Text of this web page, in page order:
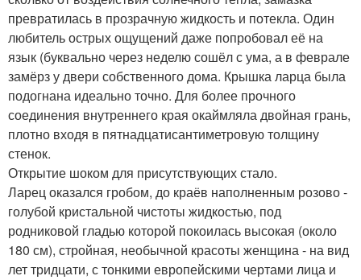
превратилась в прозрачную жидкость и потекла. Один
любитель острых ощущений даже попробовал её на
язык (буквально через неделю сошёл с ума, а в феврале
замёрз у двери собственного дома. Крышка ларца была
подогнана идеально точно. Для более прочного
соединения внутреннего края окаймляла двойная грань,
плотно входя в пятнадцатисантиметровую толщину
стенок.
Открытие шоком для присутствующих стало.
Ларец оказался гробом, до краёв наполненным розово -
голубой кристальной чистоты жидкостью, под
родниковой гладью которой покоилась высокая (около
180 см), стройная, необычной красоты женщина - на вид
лет тридцати, с тонкими европейскими чертами лица и